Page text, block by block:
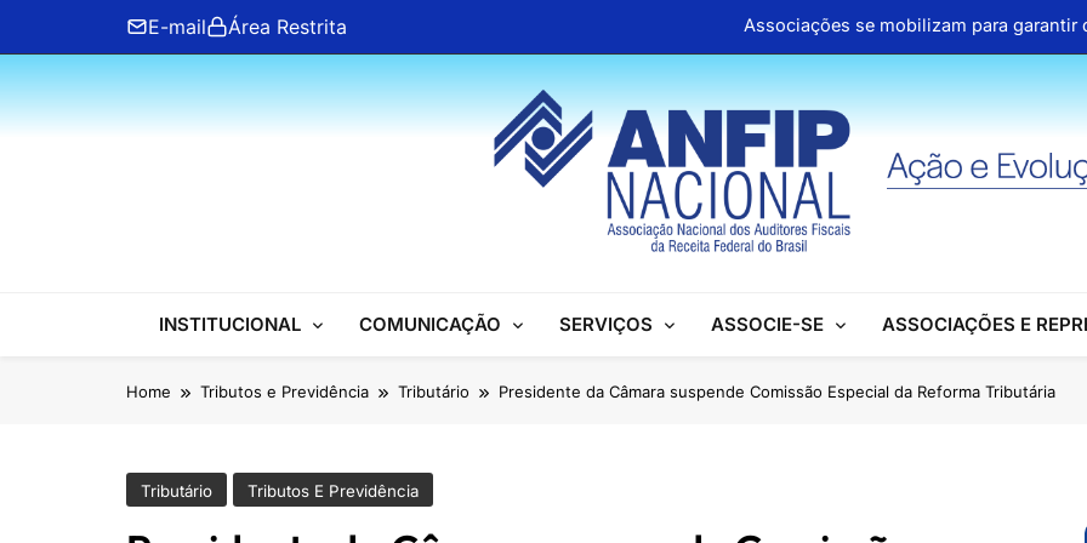
content
E-mail Área Restrita Associações se mobilizam para
ANFIP Nacional participa de
Cartilhas da Decipex estão
Associações se mobilizam para garantir
Cartilhas da Decipex estão
ANFIP Nacional
INSTITUCIONAL COMUNICAÇÃO SERVIÇOS ASSOCIE-SE ASSOCIAÇÕES E
Home Tributos e Previdência Tributário Presidente da Câmara suspende Comissão Especial da Reforma Tributária
Tributário Tributos E Previdência